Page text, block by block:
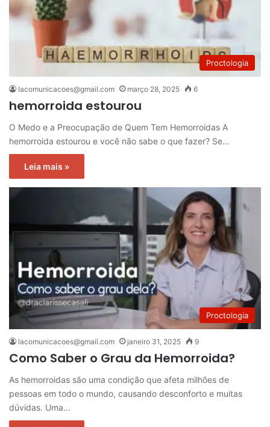
Proctologia
lacomunicacoes@gmail.com março 28, 2025 6
hemorroida estourou
O Medo e a Preocupação de Quem Tem Hemorroidas A
hemorroida estourou e você não sabe o que fazer? Se…
Leia mais »
Proctologia
lacomunicacoes@gmail.com janeiro 31, 2025 9
Como Saber o Grau da Hemorroida?
As hemorroidas são uma condição que afeta milhões de
pessoas em todo o mundo, causando desconforto e muitas
dúvidas. Uma…